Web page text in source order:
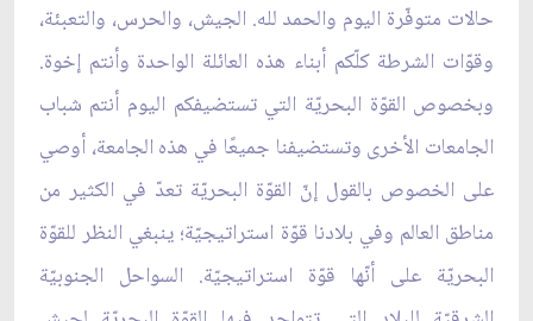
حالات متوفّرة اليوم والحمد لله. الجيش، والحرس، والتعبئة،
وقوّات الشرطة كلّكم أبناء هذه العائلة الواحدة وأنتم إخوة.
وبخصوص القوّة البحريّة التي تستضيفكم اليوم أنتم شباب
الجامعات الأخرى وتستضيفنا جميعًا في هذه الجامعة، أوصي
على الخصوص بالقول إنّ القوّة البحريّة تعدّ في الكثير من
مناطق العالم وفي بلادنا قوّة استراتيجيّة؛ ينبغي النظر للقوّة
البحريّة على أنّها قوّة استراتيجيّة. السواحل الجنوبيّة